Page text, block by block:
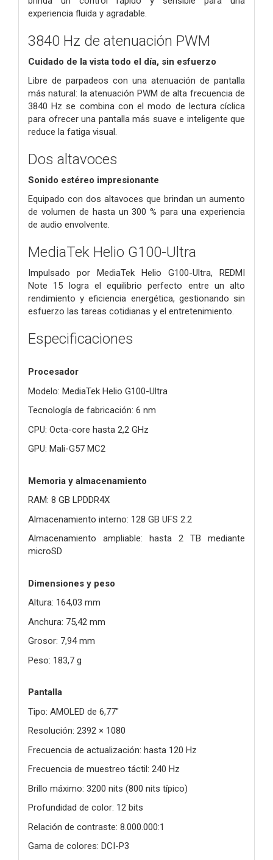
experiencia fluida y agradable.
3840 Hz de atenuación PWM
Cuidado de la vista todo el día, sin esfuerzo
Libre de parpadeos con una atenuación de pantalla
más natural: la atenuación PWM de alta frecuencia de
3840 Hz se combina con el modo de lectura cíclica
para ofrecer una pantalla más suave e inteligente que
reduce la fatiga visual.
Dos altavoces
Sonido estéreo impresionante
Equipado con dos altavoces que brindan un aumento
de volumen de hasta un 300 % para una experiencia
de audio envolvente.
MediaTek Helio G100-Ultra
Impulsado por MediaTek Helio G100-Ultra, REDMI
Note 15 logra el equilibrio perfecto entre un alto
rendimiento y eficiencia energética, gestionando sin
esfuerzo las tareas cotidianas y el entretenimiento.
Especificaciones
Procesador
Modelo: MediaTek Helio G100-Ultra
Tecnología de fabricación: 6 nm
CPU: Octa-core hasta 2,2 GHz
GPU: Mali-G57 MC2
Memoria y almacenamiento
RAM: 8 GB LPDDR4X
Almacenamiento interno: 128 GB UFS 2.2
Almacenamiento ampliable: hasta 2 TB mediante
microSD
Dimensiones y peso
Altura: 164,03 mm
Anchura: 75,42 mm
Grosor: 7,94 mm
Peso: 183,7 g
Pantalla
Tipo: AMOLED de 6,77"
Resolución: 2392 × 1080
Frecuencia de actualización: hasta 120 Hz
Frecuencia de muestreo táctil: 240 Hz
Brillo máximo: 3200 nits (800 nits típico)
Profundidad de color: 12 bits
Relación de contraste: 8.000.000:1
Gama de colores: DCI-P3